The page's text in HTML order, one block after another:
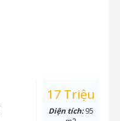
17 Triệu
Diện tích:95